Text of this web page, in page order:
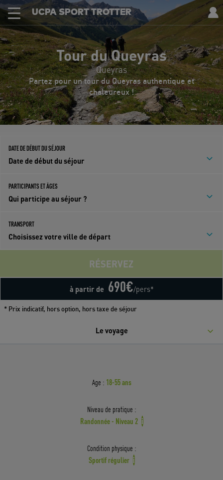
UCPA SPORT TROTTER
Tour du Queyras
Queyras
Partez pour un tour du Queyras authentique et
chaleureux !
DATE DE DÉBUT DU SÉJOUR
Date de début du séjour
PARTICIPANTS ET ÂGES
Qui participe au séjour ?
TRANSPORT
Choisissez votre ville de départ
à partir de 690€/pers*
RÉSERVEZ
* Prix indicatif, hors option, hors taxe de séjour
Le voyage
Age : 18-55 ans
Niveau de pratique :
Randonnée - Niveau 2 i
Condition physique :
Sportif régulier i